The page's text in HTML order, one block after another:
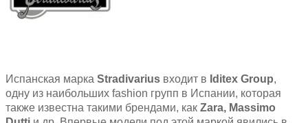
Испанская марка Stradivarius входит в Iditex Group,
одну из наибольших fashion групп в Испании, которая
также известна такими брендами, как Zara, Massimo